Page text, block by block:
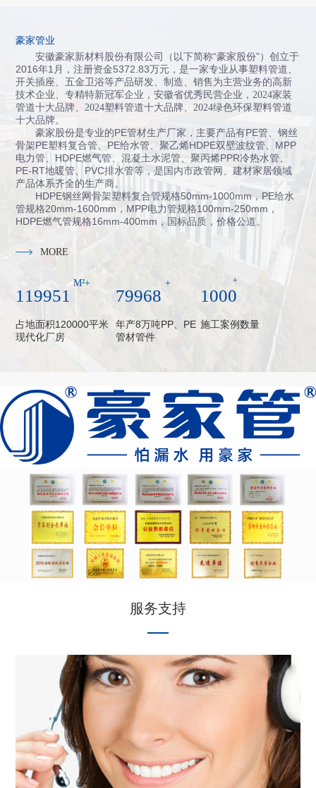
豪家管业
安徽豪家新材料股份有限公司（以下简称“豪家股份”）创立于
2016年1月，注册资金5372.83万元，是一家专业从事塑料管道、
开关插座、五金卫浴等产品研发、制造、销售为主营业务的高新
技术企业、专精特新冠军企业，安徽省优秀民营企业， 2024家装
管道十大品牌
2024塑料管道十大品牌 2024绿色环保塑料管道
十大品牌 。
豪家股份是专业的PE管材生产厂家，主要产品有PE管、钢丝
骨架PE塑料复合管、PE给水管、聚乙烯HDPE双壁波纹管、MPP
电力管、HDPE燃气管、混凝土水泥管、聚丙烯PPR冷热水管、
PE-RT地暖管、PVC排水管等，是国内市政管网、建材家居领域
产品体系齐全的生产商。
HDPE钢丝网骨架塑料复合管规格50mm-1000mm，PE给水
管规格20mm-1600mm，MPP电力管规格100mm-250mm，
HDPE燃气管规格16mm-400mm，国标品质，价格公道。
MORE
120000
M²+
占地面积120000平米
现代化厂房
80000
+
年产8万吨PP、PE
管材管件
1000
+
施工案例数量
服务支持